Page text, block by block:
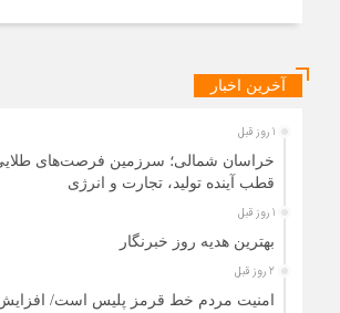
آخرین اخبار
1 روز قبل
خراسان شمالی؛ سرزمین فرصت‌های
قطب آینده تولید، تجارت و انرژی
1 روز قبل
بهترین هدیه روز خبرنگار
2 روز قبل